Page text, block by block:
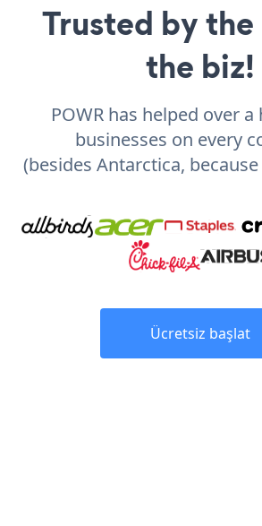
Trusted by
the biz!
POWR has helped over
businesses on every
(besides Antarctica,
Ücretsiz başlat